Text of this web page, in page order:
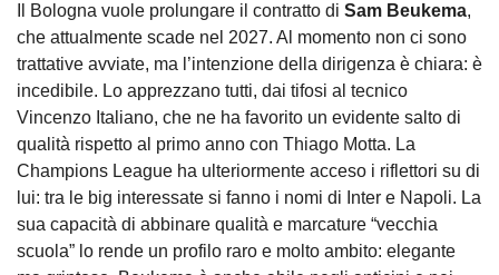
Il Bologna vuole prolungare il contratto di Sam Beukema,
che attualmente scade nel 2027. Al momento non ci sono
trattative avviate, ma l’intenzione della dirigenza è chiara: è
incedibile. Lo apprezzano tutti, dai tifosi al tecnico
Vincenzo Italiano, che ne ha favorito un evidente salto di
qualità rispetto al primo anno con Thiago Motta. La
Champions League ha ulteriormente acceso i riflettori su di
lui: tra le big interessate si fanno i nomi di Inter e Napoli. La
sua capacità di abbinare qualità e marcature “vecchia
scuola” lo rende un profilo raro e molto ambito: elegante